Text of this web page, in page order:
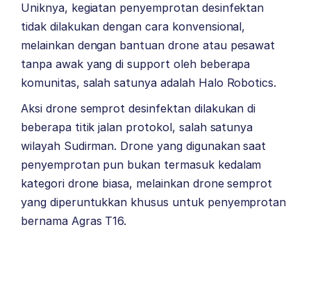
Uniknya, kegiatan penyemprotan desinfektan
tidak dilakukan dengan cara konvensional,
melainkan dengan bantuan drone atau pesawat
tanpa awak yang di support oleh beberapa
komunitas, salah satunya adalah Halo Robotics.
Aksi drone semprot desinfektan dilakukan di
beberapa titik jalan protokol, salah satunya
wilayah Sudirman. Drone yang digunakan saat
penyemprotan pun bukan termasuk kedalam
kategori drone biasa, melainkan drone semprot
yang diperuntukkan khusus untuk penyemprotan
bernama Agras T16.